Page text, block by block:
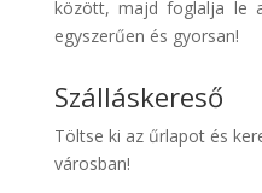
Transzfer
Kiwi
Taxi
között, majd foglalja le
egyszerűen és gyorsan!
Szálláskereső
Töltse ki az űrlapot és
városban!